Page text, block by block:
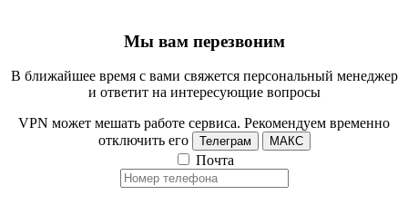
Мы вам перезвоним
В ближайшее время с вами свяжется персональный менеджер
и ответит на интересующие вопросы
VPN может мешать работе сервиса. Рекомендуем временно
отключить его
Телеграм МАКС
Почта